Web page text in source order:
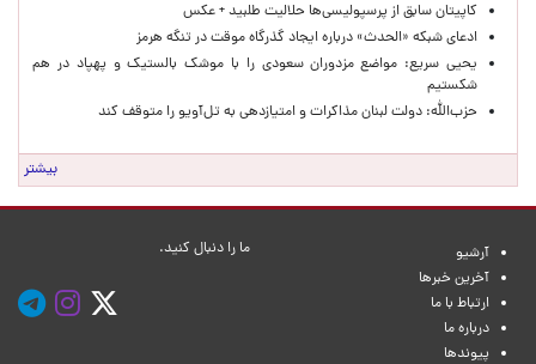
کاپیتان سابق از پرسپولیسی‌ها حلالیت طلبید + عکس
ادعای شبکه «الحدث» درباره ایجاد گذرگاه موقت در تنگه هرمز
یحیی سریع: مواضع مزدوران سعودی را با موشک بالستیک و پهپاد در هم
شکستیم
حزب‌الله: دولت لبنان مذاکرات و امتیازدهی به تل‌آویو را متوقف کند
بیشتر
آرشیو
آخرین خبرها
ارتباط با ما
درباره ما
پیوندها
ما را دنبال کنید.